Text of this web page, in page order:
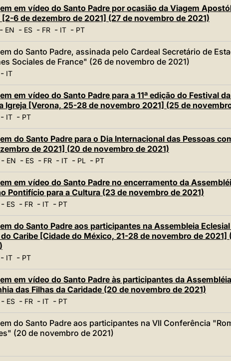
em vídeo do Santo Padre por ocasião da Viagem
[2-6 de dezembro de 2021] (27 de novembro de 2021)
EN - ES- FR- IT- PT
do Santo Padre, assinada pelo Cardeal Secretário de
Sociales de France" (26 de novembro de 2021)
IT
em vídeo do Santo Padre para a 11ª edição do Festival
Igreja [Verona, 25-28 de novembro 2021] (25 de
IT- PT
do Santo Padre para o Dia Internacional das Pessoas
de 2021] (20 de novembro de 2021)
EN - ES- FR- IT- PL- PT
em vídeo do Santo Padre no encerramento da
Pontifício para a Cultura (23 de novembro de 2021)
- ES- FR- IT- PT
do Santo Padre aos participantes na Assembleia
do Caribe [Cidade do México, 21-28 de novembro de 2021]
IT- PT
em vídeo do Santo Padre às participantes da
das Filhas da Caridade (20 de novembro de 2021)
- ES- FR- IT- PT
do Santo Padre aos participantes na VII Conferência
(20 de novembro de 2021)